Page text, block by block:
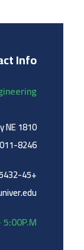
Info
1810 Campus Way NE
8246
+1-2345-5432-45